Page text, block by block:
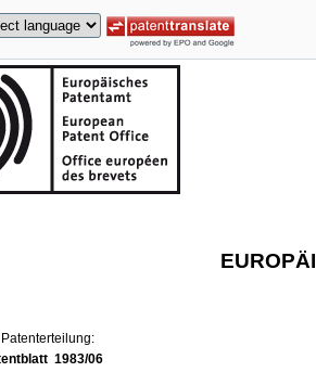
1983/06